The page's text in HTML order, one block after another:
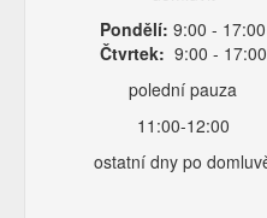
Pondělí: 9:00 - 17:00
Čtvrtek: 9:00 - 17:00
polední pauza
11:00-12:00
ostatní dny po